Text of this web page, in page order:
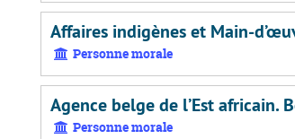
Affaires indigènes et Main-
Personne morale
Agence belge de l’Est africain.
Personne morale